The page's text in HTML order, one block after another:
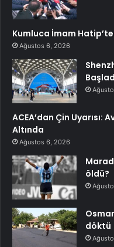
Kumluca İmam
Ağustos 6, 2026
ACEA’dan Çin
Altında
Ağustos 6, 2026
öldü?
döktü